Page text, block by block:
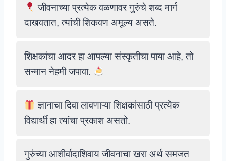
जीवनाच्या प्रत्येक वळणावर गुरुंचे शब्द मार्ग
दाखवतात, त्यांची शिकवण अमूल्य असते.
शिक्षकांचा आदर हा आपल्या संस्कृतीचा पाया आहे, तो
सन्मान नेहमी जपावा.
ज्ञानाचा दिवा लावणाऱ्या शिक्षकांसाठी प्रत्येक
विद्यार्थी हा त्यांचा प्रकाश असतो.
गुरुंच्या आशीर्वादाशिवाय जीवनाचा खरा अर्थ समजत